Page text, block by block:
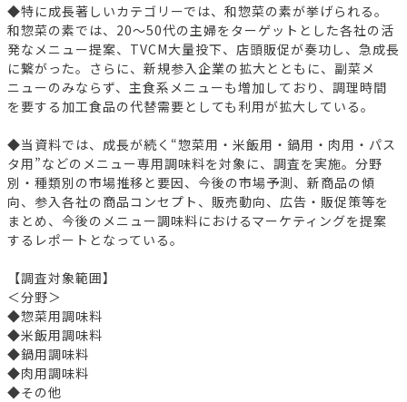
◆特に成長著しいカテゴリーでは、和惣菜の素が挙げられる。
和惣菜の素では、20～50代の主婦をターゲットとした各社の活
発なメニュー提案、TVCM大量投下、店頭販促が奏功し、急成長
に繋がった。さらに、新規参入企業の拡大とともに、副菜メ
ニューのみならず、主食系メニューも増加しており、調理時間
を要する加工食品の代替需要としても利用が拡大している。
◆当資料では、成長が続く“惣菜用・米飯用・鍋用・肉用・パス
タ用”などのメニュー専用調味料を対象に、調査を実施。分野
別・種類別の市場推移と要因、今後の市場予測、新商品の傾
向、参入各社の商品コンセプト、販売動向、広告・販促策等を
まとめ、今後のメニュー調味料におけるマーケティングを提案
するレポートとなっている。
【調査対象範囲】
＜分野＞
◆惣菜用調味料
◆米飯用調味料
◆鍋用調味料
◆肉用調味料
◆その他